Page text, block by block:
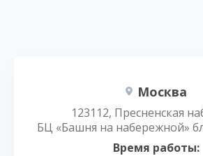
Москва
123112, Пресненская
БЦ «Башня на набережной»
Время работы: